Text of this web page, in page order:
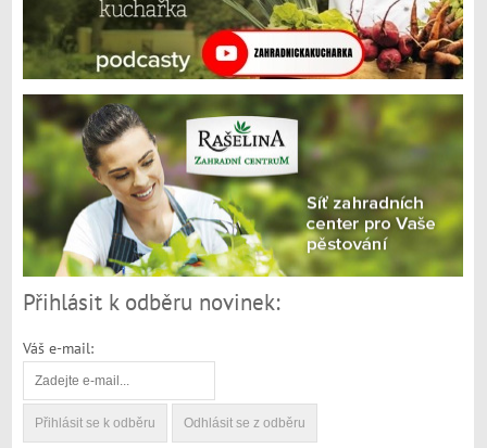
Přihlásit k odběru novinek:
Váš e-mail: